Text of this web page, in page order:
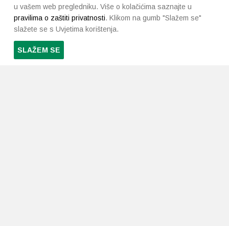
u vašem web pregledniku. Više o kolačićima saznajte u
pravilima o zaštiti privatnosti. Klikom na gumb "Slažem se"
slažete se s Uvjetima korištenja.
SLAŽEM SE